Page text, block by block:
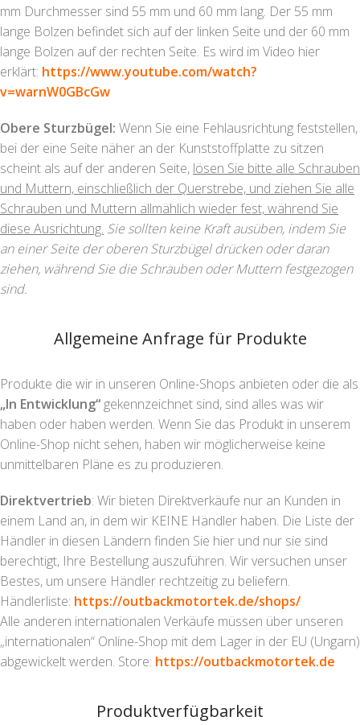
mm Durchmesser sind 55 mm und 60 mm lang. Der 55 mm
lange Bolzen befindet sich auf der linken Seite und der 60 mm
lange Bolzen auf der rechten Seite. Es wird im Video hier
erklärt: https://www.youtube.com/watch?
v=warnW0GBcGw
Obere Sturzbügel: Wenn Sie eine Fehlausrichtung feststellen,
bei der eine Seite näher an der Kunststoffplatte zu sitzen
scheint als auf der anderen Seite, lösen Sie bitte alle Schrauben
und Muttern, einschließlich der Querstrebe, und ziehen Sie alle
Schrauben und Muttern allmählich wieder fest, während Sie
diese Ausrichtung. Sie sollten keine Kraft ausüben, indem Sie
an einer Seite der oberen Sturzbügel drücken oder daran
ziehen, während Sie die Schrauben oder Muttern festgezogen
sind.
Allgemeine Anfrage für Produkte
Produkte die wir in unseren Online-Shops anbieten oder die als
„In Entwicklung“ gekennzeichnet sind, sind alles was wir
haben oder haben werden. Wenn Sie das Produkt in unserem
Online-Shop nicht sehen, haben wir möglicherweise keine
unmittelbaren Pläne es zu produzieren.
Direktvertrieb: Wir bieten Direktverkäufe nur an Kunden in
einem Land an, in dem wir KEINE Händler haben. Die Liste der
Händler in diesen Ländern finden Sie hier und nur sie sind
berechtigt, Ihre Bestellung auszuführen. Wir versuchen unser
Bestes, um unsere Händler rechtzeitig zu beliefern.
Händlerliste: https://outbackmotortek.de/shops/
Alle anderen internationalen Verkäufe müssen über unseren
„internationalen“ Online-Shop mit dem Lager in der EU (Ungarn)
abgewickelt werden. Store: https://outbackmotortek.de
Produktverfügbarkeit